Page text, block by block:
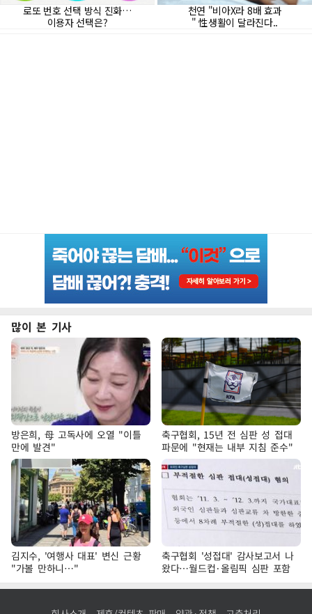
많이 본 기사
방은희, 母 고독사에 오열 "이틀
만에 발견"
축구협회, 15년 전 심판 성 접대
파문에 "현재는 내부 지침 준수"
김지수, '여행사 대표' 변신 근황
"가볼 만하니…"
축구협회 '성접대' 감사보고서 나
왔다…월드컵·올림픽 심판 포함